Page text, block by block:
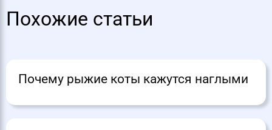
Похожие статьи
Почему рыжие коты кажутся наглыми